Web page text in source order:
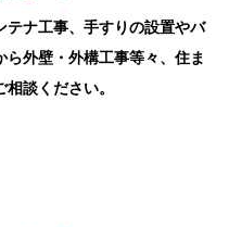
テナ工事、手すりの設置やバ
外壁・外構工事等々、住ま
談ください。